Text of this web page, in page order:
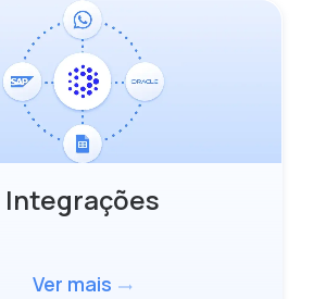
Integrações
Ver mais trending_flat